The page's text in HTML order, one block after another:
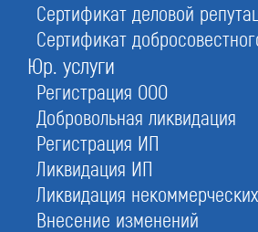
Сертификат деловой
Сертификат
Юр. услуги
Регистрация ООО
Добровольная ликвидация
Регистрация ИП
Ликвидация ИП
Ликвидация
Внесение изменений
С этой услугой часто заказывают:
Специалисты НРС
НРС строителей
НРС проектировщиков
СРО изыскателей
Допуск СРО